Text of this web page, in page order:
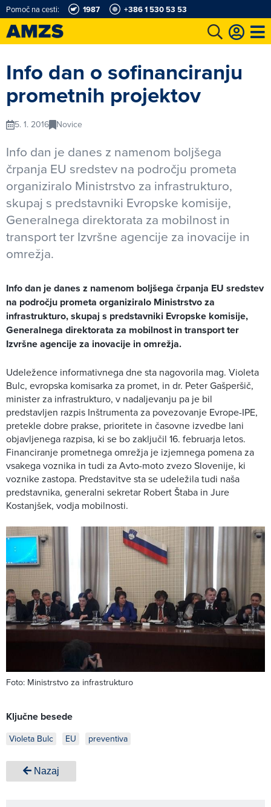
Pomoč na cesti: 1987 +386 1 530 53 53
Info dan o sofinanciranju
prometnih projektov
5. 1. 2016 Novice
Info dan je danes z namenom boljšega
črpanja EU sredstev na področju prometa
organiziralo Ministrstvo za infrastrukturo,
skupaj s predstavniki Evropske komisije,
Generalnega direktorata za mobilnost in
transport ter Izvršne agencije za inovacije in
omrežja.
Info dan je danes z namenom boljšega črpanja EU sredstev
na področju prometa organiziralo Ministrstvo za
infrastrukturo, skupaj s predstavniki Evropske komisije,
Generalnega direktorata za mobilnost in transport ter
Izvršne agencije za inovacije in omrežja.
Udeležence informativnega dne sta nagovorila mag. Violeta
Bulc, evropska komisarka za promet, in dr. Peter Gašperšič,
minister za infrastrukturo, v nadaljevanju pa je bil
predstavljen razpis Inštrumenta za povezovanje Evrope-IPE,
pretekle dobre prakse, prioritete in časovne izvedbe lani
objavljenega razpisa, ki se bo zaključil 16. februarja letos.
Financiranje prometnega omrežja je izjemnega pomena za
vsakega voznika in tudi za Avto-moto zvezo Slovenije, ki
voznike zastopa. Predstavitve sta se udeležila tudi naša
predstavnika, generalni sekretar Robert Štaba in Jure
Kostanjšek, vodja mobilnosti.
Foto: Ministrstvo za infrastrukturo
Ključne besede
Violeta Bulc EU preventiva
Nazaj